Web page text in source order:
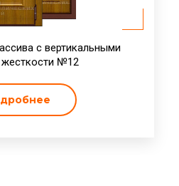
с вертикальными
№12